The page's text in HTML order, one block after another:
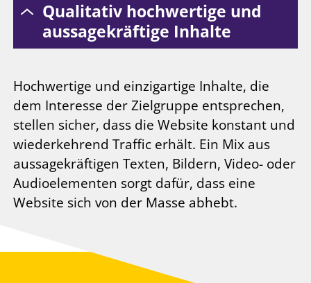
Qualitativ hochwertige und
aussagekräftige Inhalte
Hochwertige und einzigartige Inhalte, die
dem Interesse der Zielgruppe entsprechen,
stellen sicher, dass die Website konstant und
wiederkehrend Traffic erhält. Ein Mix aus
aussagekräftigen Texten, Bildern, Video- oder
Audioelementen sorgt dafür, dass eine
Website sich von der Masse abhebt.